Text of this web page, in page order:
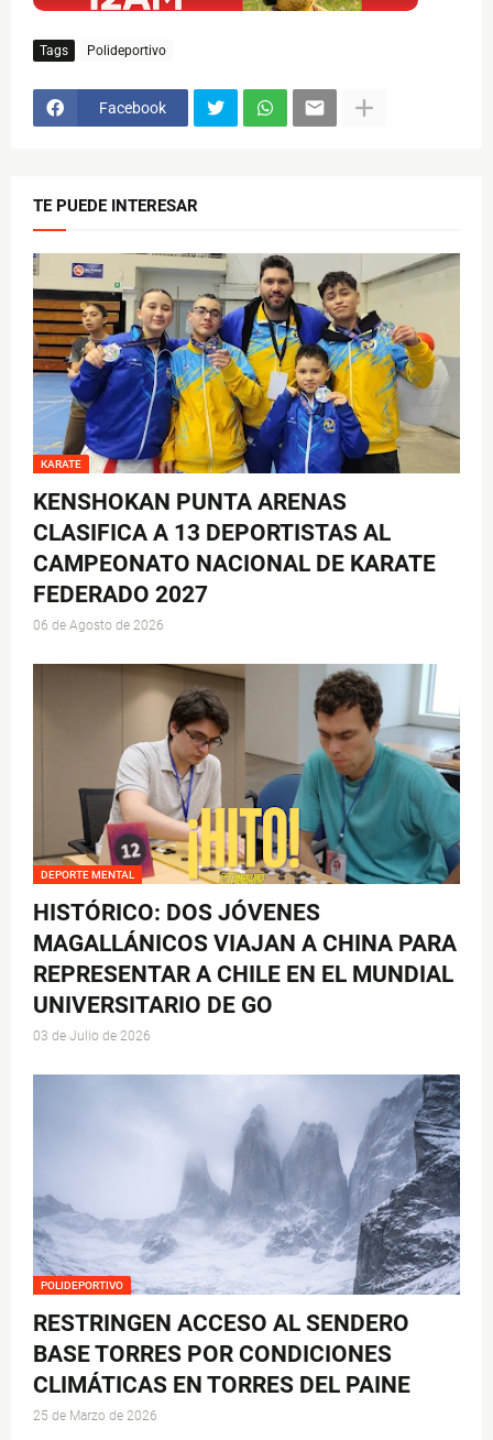
Tags Polideportivo
Facebook
TE PUEDE INTERESAR
KARATE
KENSHOKAN PUNTA ARENAS
CLASIFICA A 13 DEPORTISTAS AL
CAMPEONATO NACIONAL DE KARATE
FEDERADO 2027
06 de Agosto de 2026
DEPORTE MENTAL
HISTÓRICO: DOS JÓVENES
MAGALLÁNICOS VIAJAN A CHINA PARA
REPRESENTAR A CHILE EN EL MUNDIAL
UNIVERSITARIO DE GO
03 de Julio de 2026
POLIDEPORTIVO
RESTRINGEN ACCESO AL SENDERO
BASE TORRES POR CONDICIONES
CLIMÁTICAS EN TORRES DEL PAINE
25 de Marzo de 2026